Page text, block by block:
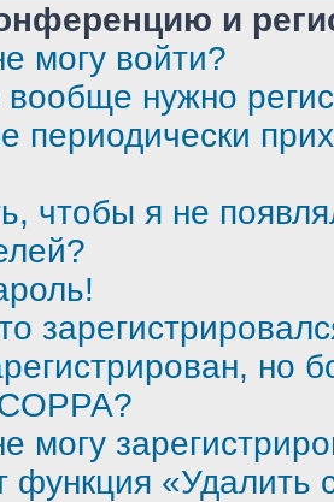
и
могу войти?
нужно
периодически
чтобы я не
но
могу
функция «Удалить